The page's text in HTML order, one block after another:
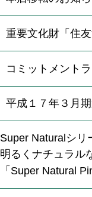
重要文化財「住
コミットメント
平成１７年３月
Super Naturalシリ
明るくナチュラル
「Super Natural